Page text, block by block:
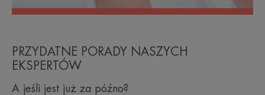
PRZYDATNE PORADY NASZYCH
EKSPERTÓW
A jeśli jest już za późno?